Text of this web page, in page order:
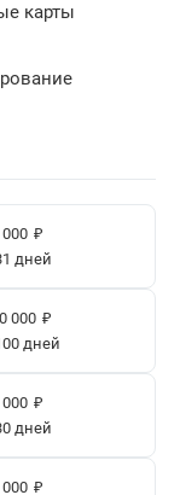
карты
000 ₽
дней
000 ₽
дней
000 ₽
дней
000 ₽